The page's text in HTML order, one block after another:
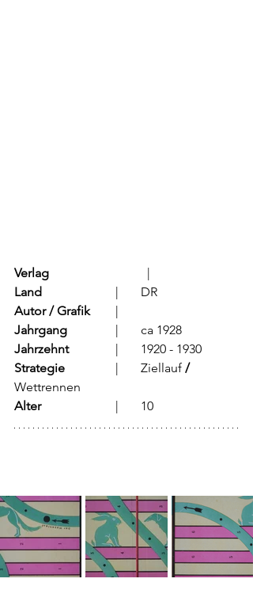
Verlag
Land
			  |	DR
Autor / Grafik
Jahrgang
		  |	ca 1928
Jahrzehnt
		  |	1920 - 1930
Strategie
		  |	Ziellauf
/
Wettrennen
Alter
			  |	10